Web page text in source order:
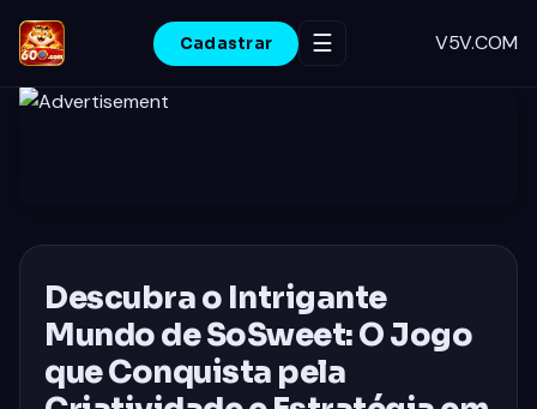
VIDEOGAMES
JOGOS DE CASSINO
Cadastrar ☰ V5V.COM
Descubra o Intrigante
Mundo de SoSweet: O Jogo
que Conquista pela